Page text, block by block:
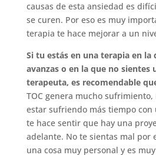
causas de esta ansiedad es
se curen. Por eso es muy
terapia te hace mejorar a un
Si tu estás en una terapia en la
avanzas o en la que no sientes
terapeuta, es recomendable
TOC genera mucho sufrimiento,
estar sufriendo más tiempo
te hace sentir que hay una
adelante. No te sientas mal por
una cosa muy personal y es